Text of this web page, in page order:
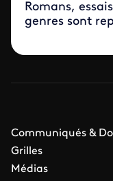
Romans,
genres sont
Communiqués &
Grilles
Médias